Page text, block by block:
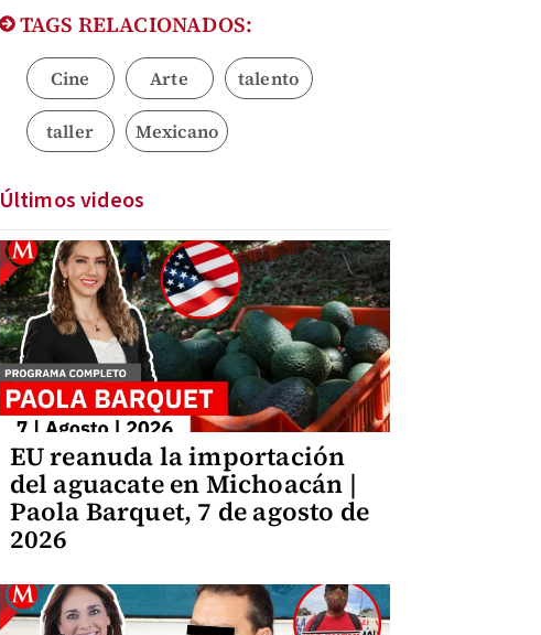
TAGS RELACIONADOS:
Cine Arte talento
taller Mexicano
Últimos videos
EU reanuda la importación
del aguacate en Michoacán |
Paola Barquet, 7 de agosto de
2026